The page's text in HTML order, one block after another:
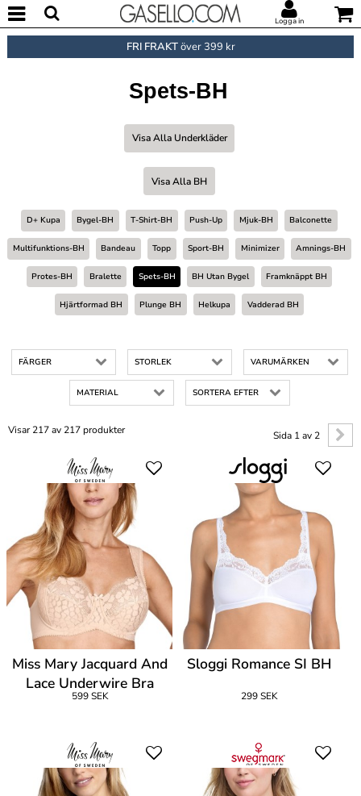
Logga in
FRI FRAKTöver 399 kr
Spets-BH
Visa Alla Underkläder
Visa Alla BH
D+ Kupa Bygel-BH T-Shirt-BH Push-Up Mjuk-BH Balconette
Multifunktions-BH Bandeau Topp Sport-BH Minimizer Amnings-BH
Protes-BH Bralette Spets-BH BH Utan Bygel Framknäppt BH
Hjärtformad BH Plunge BH Helkupa Vadderad BH
FÄRGER STORLEK VARUMÄRKEN
MATERIAL SORTERA EFTER
Sida 1 av 2
Visar 217 av 217 produkter
Miss Mary Jacquard And
Lace Underwire Bra
599 SEK
Sloggi Romance SI BH
299 SEK